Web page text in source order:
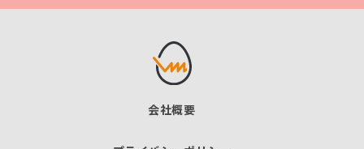
会社概要